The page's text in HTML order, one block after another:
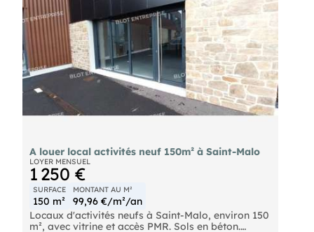
A louer local activités neuf 150m² à Saint-Malo
LOYER MENSUEL
1 250 €
SURFACE
150 m²
MONTANT AU M²
99,96 €/m²/an
Locaux d'activités neufs à Saint-Malo, environ 150
m², avec vitrine et accès PMR. Sols en béton.